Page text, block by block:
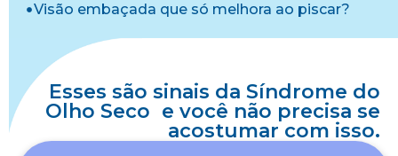
Visão embaçada que só melhora ao piscar?
Esses são sinais da Síndrome do
Olho Seco e você não precisa se
acostumar com isso.